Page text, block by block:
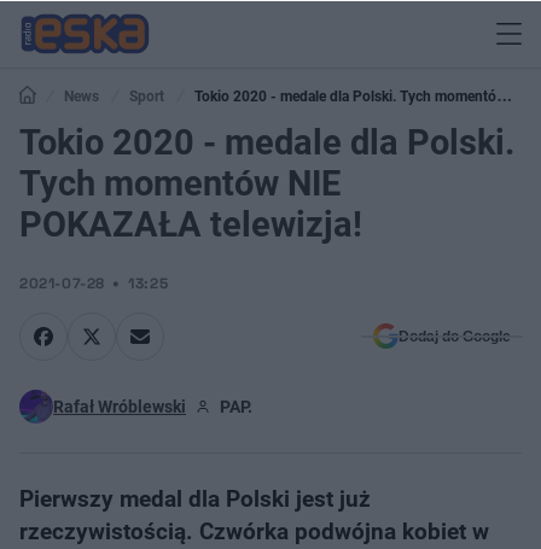
News Sport
Tokio 2020 - medale dla Polski. Tych momentów NIE
POKAZAŁA telewizja!
Tokio 2020 - medale dla Polski.
Tych momentów NIE
POKAZAŁA telewizja!
2021-07-28 13:25
Dodaj do Google
Rafał Wróblewski PAP.
Pierwszy medal dla Polski jest już
rzeczywistością. Czwórka podwójna kobiet w